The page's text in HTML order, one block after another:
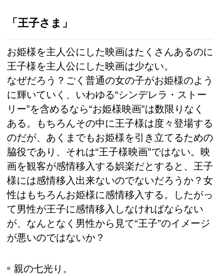
「王子さま」
お姫様を主人公にした映画はたくさんあるのに
王子様を主人公にした映画は少ない。
なぜだろう？ごく普通の女の子がお姫様のよう
に輝いていく、いわゆる“シンデレラ・ストー
リー”を含めるなら“お姫様映画”は数限りなく
ある。もちろんその中に王子様は度々登場する
のだが、あくまでもお姫様を引き立てるための
脇役であり、それは“王子様映画”ではない。映
画を観客が感情移入する娯楽だとすると、王子
様には感情移入出来ないのでないだろうか？女
性はもちろんお姫様に感情移入する。したがっ
て男性が王子に感情移入しなければならない
が、なんとなく男性から見て“王子”のイメージ
が悪いのではないか？
親の七光り。